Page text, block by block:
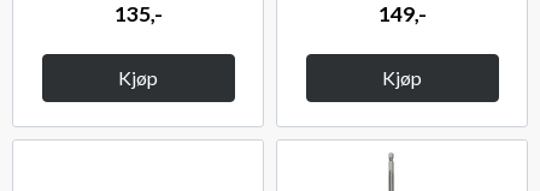
135,-
Kjøp
149,-
Kjøp